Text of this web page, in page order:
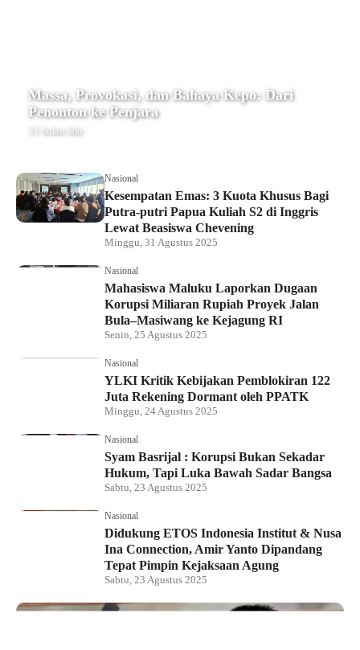
Massa, Provokasi, dan Bahaya Kepo: Dari
Penonton ke Penjara
11 bulan lalu
Nasional
Kesempatan Emas: 3 Kuota Khusus Bagi
Putra-putri Papua Kuliah S2 di Inggris
Lewat Beasiswa Chevening
Minggu, 31 Agustus 2025
Nasional
Mahasiswa Maluku Laporkan Dugaan
Korupsi Miliaran Rupiah Proyek Jalan
Bula–Masiwang ke Kejagung RI
Senin, 25 Agustus 2025
Nasional
YLKI Kritik Kebijakan Pemblokiran 122
Juta Rekening Dormant oleh PPATK
Minggu, 24 Agustus 2025
Nasional
Syam Basrijal : Korupsi Bukan Sekadar
Hukum, Tapi Luka Bawah Sadar Bangsa
Sabtu, 23 Agustus 2025
Nasional
Didukung ETOS Indonesia Institut & Nusa
Ina Connection, Amir Yanto Dipandang
Tepat Pimpin Kejaksaan Agung
Sabtu, 23 Agustus 2025